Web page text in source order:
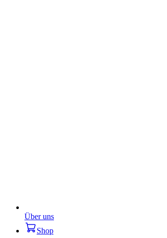
Über uns
Shop